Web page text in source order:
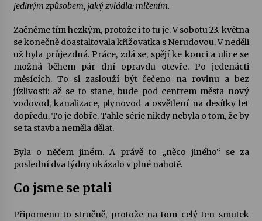
23. 7. 2026
Letní koncerty ve Stromovce: Rufus Miller
22. 7. 2026
Vysočinka
17. 7. 2026
14. 7. 2026
jediným způsobem, jaký zvládla: mlčením.
Začněme tím hezkým, protože i to tu je. V sobotu 23. května
se konečně doasfaltovala křižovatka s Nerudovou. V neděli
už byla průjezdná. Práce, zdá se, spějí ke konci a ulice se
možná během pár dní opravdu otevře. Po jedenácti
měsících. To si zaslouží být řečeno na rovinu a bez
jízlivosti: až se to stane, bude pod centrem města nový
vodovod, kanalizace, plynovod a osvětlení na desítky let
dopředu. To je dobře. Tahle série nikdy nebyla o tom, že by
se ta stavba neměla dělat.
Byla o něčem jiném. A právě to „něco jiného“ se za
poslední dva týdny ukázalo v plné nahotě.
Co jsme se ptali
Připomenu to stručně, protože na tom celý ten smutek